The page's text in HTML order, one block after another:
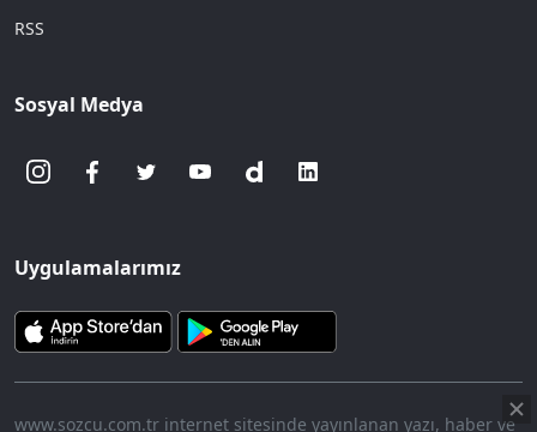
RSS
Sosyal Medya
Uygulamalarımız
www.sozcu.com.tr internet sitesinde yayınlanan yazı, haber ve